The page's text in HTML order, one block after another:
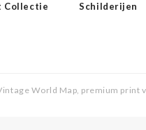
Collectie Schilderijen
World Map, premium print